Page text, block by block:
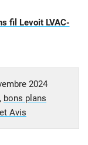
fil Levoit LVAC-
2024
, bons plans
Avis